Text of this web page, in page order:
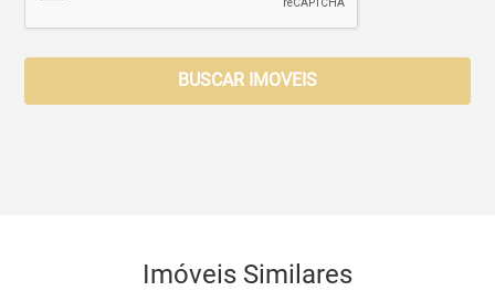
BUSCAR IMOVEIS
Imóveis Similares